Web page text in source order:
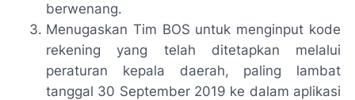
berwenang.
Menugaskan Tim BOS untuk menginput kode
rekening yang telah ditetapkan melalui
peraturan kepala daerah, paling lambat
tanggal 30 September 2019 ke dalam aplikasi